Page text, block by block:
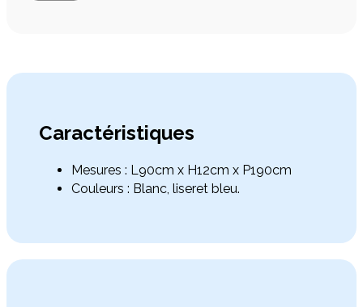
Caractéristiques
Mesures : L90cm x H12cm x P190cm
Couleurs : Blanc, liseret bleu.